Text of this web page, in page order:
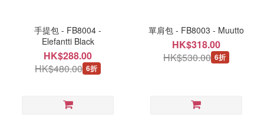
手提包 - FB8004 -
Elefantti Black
HK$288.00
HK$480.00 6折
單肩包 - FB8003 - Muutto
HK$318.00
HK$530.00 6折